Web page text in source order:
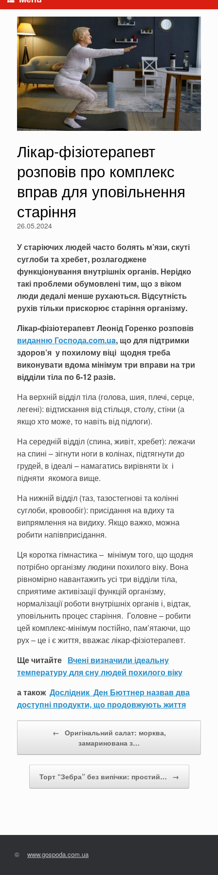
Лікар-фізіотерапевт
розповів про комплекс
вправ для уповільнення
старіння
26.05.2024
У старіючих людей часто болять м’язи, скуті
суглоби та хребет, розлагоджене
функціонування внутрішніх органів. Нерідко
такі проблеми обумовлені тим, що з віком
люди дедалі менше рухаються. Відсутність
рухів тільки прискорює старіння організму.
Лікар-фізіотерапевт Леонід Горенко розповів
виданню Господа.com.ua, що для підтримки
здоров’я у похилому віці щодня треба
виконувати вдома мінімум три вправи на три
відділи тіла по 6-12 разів.
На верхній відділ тіла (голова, шия, плечі, серце,
легені): відтискання від стільця, столу, стіни (а
якщо хто може, то навіть від підлоги).
На середній відділ (спина, живіт, хребет): лежачи
на спині – зігнути ноги в колінах, підтягнути до
грудей, в ідеалі – намагатись вирівняти їх і
підняти якомога вище.
На нижній відділ (таз, тазостегнові та колінні
суглоби, кровообіг): присідання на вдиху та
випрямлення на видиху. Якщо важко, можна
робити напівприсідання.
Ця коротка гімнастика – мінімум того, що щодня
потрібно організму людини похилого віку. Вона
рівномірно навантажить усі три відділи тіла,
сприятиме активізації функцій організму,
нормалізації роботи внутрішніх органів і, відтак,
уповільнить процес старіння. Головне – робити
цей комплекс-мінімум постійно, пам’ятаючи, що
рух – це і є життя, вважає лікар-фізіотерапевт.
Ще читайте Вчені визначили ідеальну
температуру для сну людей похилого віку
а також Дослідник Ден Бюттнер назвав два
доступні продукти, що продовжують життя
← Оригінальний салат: морква,
замаринована з…
Торт “Зебра” без випічки: простий… →
© www.gospoda.com.ua